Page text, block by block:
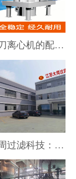
拉袋刮刀离心机的配置又提升了固液分离效果
江苏大周过滤科技：离心机领域的领军追随者